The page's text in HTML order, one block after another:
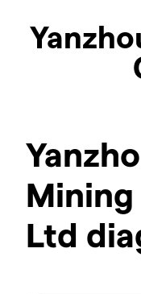
Mining
Ltd